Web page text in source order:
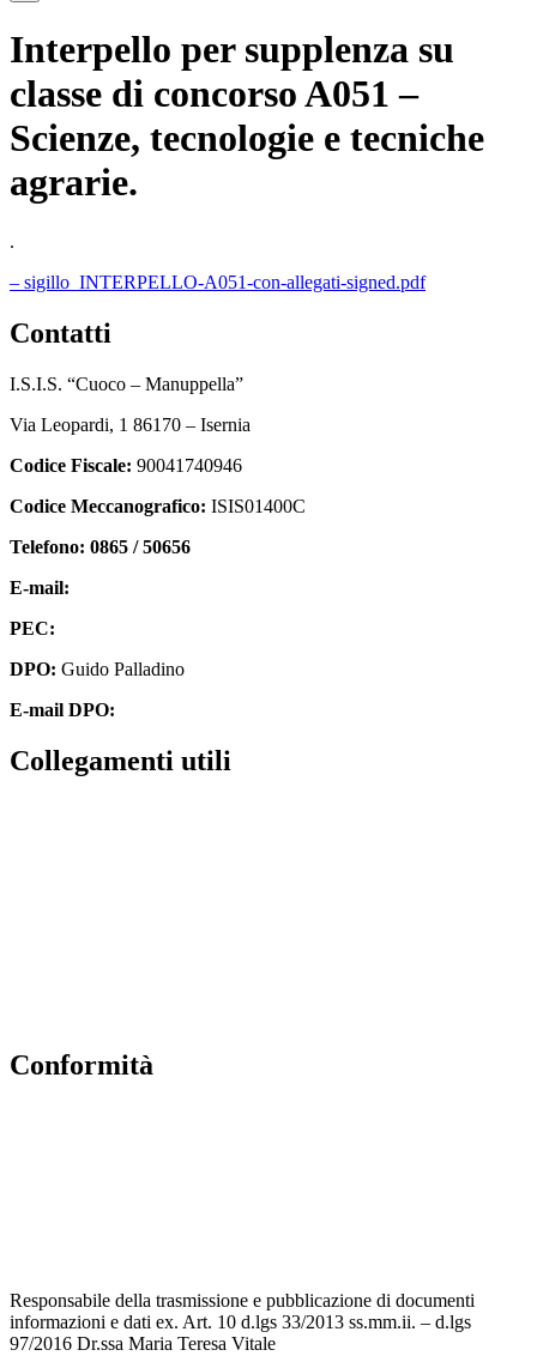
Interpello per supplenza su
classe di concorso A051 –
Scienze, tecnologie e tecniche
agrarie.
.
– sigillo_INTERPELLO-A051-con-allegati-signed.pdf
contatti
I.S.I.S. “Cuoco – Manuppella”
Via Leopardi, 1 86170 – Isernia
Codice Fiscale: 90041740946
Codice Meccanografico: ISIS01400C
Telefono: 0865 / 50656
E-mail:
PEC:
DPO: Guido Palladino
E-mail DPO:
collegamenti utili
conformità
Responsabile della trasmissione e pubblicazione di documenti
informazioni e dati ex. Art. 10 d.lgs 33/2013 ss.mm.ii. – d.lgs
97/2016 Dr.ssa Maria Teresa Vitale